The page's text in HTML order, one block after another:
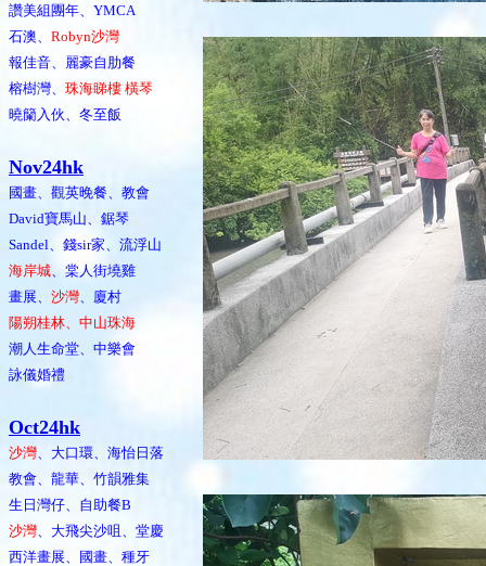
讚美組團年、YMCA
石澳、 Robyn沙灣
報佳音、麗豪自肋餐
榕樹灣、 珠海睇樓 橫琴
曉籣入伙、冬至飯
Nov24hk
國畫、觀英晚餐、教會
David寶馬山、鋸琴
Sandel、錢sir家、流浮山
海岸城、棠人街墝雞
畫展、 沙灣、廈村
陽朔桂林、中山珠海
潮人生命堂、中樂會
詠儀婚禮
Oct24hk
沙灣、大口環、海怡日落
教會、龍華、竹韻雅集
生日灣仔、自助餐B
沙灣、大飛尖沙咀、堂慶
西洋畫展、國畫、種牙